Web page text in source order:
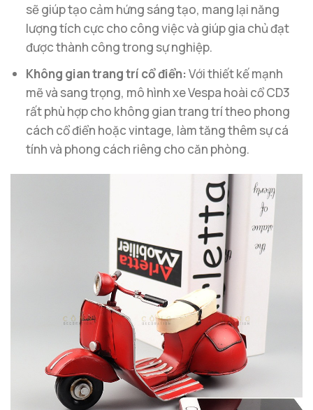
sẽ giúp tạo cảm hứng sáng tạo, mang lại năng
lượng tích cực cho công việc và giúp gia chủ đạt
được thành công trong sự nghiệp.
Không gian trang trí cổ điển:Với thiết kế mạnh
mẽ và sang trọng, mô hình xe Vespa hoài cổ CD3
rất phù hợp cho không gian trang trí theo phong
cách cổ điển hoặc vintage, làm tăng thêm sự cá
tính và phong cách riêng cho căn phòng.